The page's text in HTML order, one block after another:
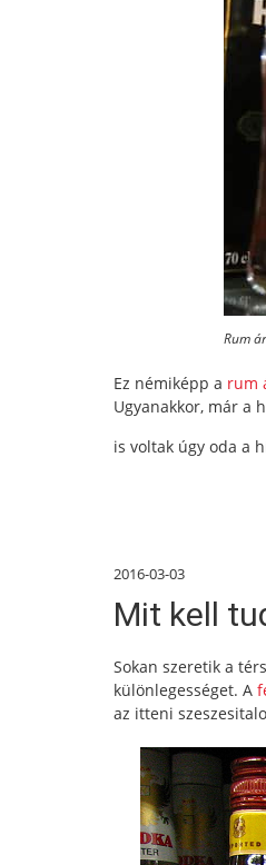
Rum ár
Ez némiképp a rum
Ugyanakkor, már a
is voltak úgy oda a
2016-03-03
Mit kell
Sokan szeretik a
különlegességet. A
az itteni